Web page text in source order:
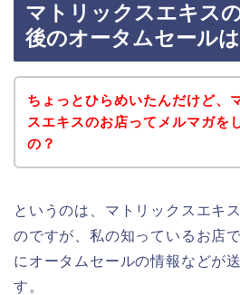
マトリックスエキス
後のオータムセール
ちょっとひらめいたんだけど、
スエキスのお店ってメルマガを
の？
というのは、マトリックスエキ
のですが、私の知っているお店
にオータムセールの情報などが
す。